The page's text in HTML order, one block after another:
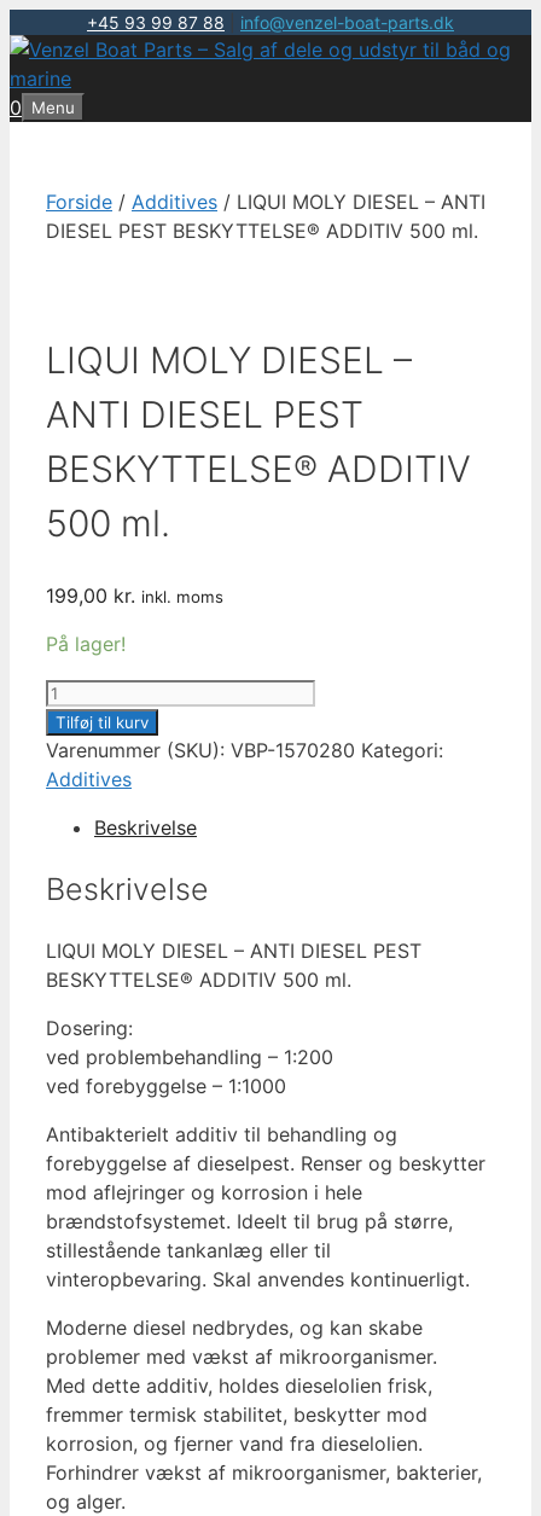
+45 93 99 87 88 info@venzel-boat-parts.dk
Hop
til
indhold
0 Menu
Forside / Additives / LIQUI MOLY DIESEL – ANTI
DIESEL PEST BESKYTTELSE® ADDITIV 500 ml.
LIQUI MOLY DIESEL –
ANTI DIESEL PEST
BESKYTTELSE® ADDITIV
500 ml.
199,00 kr. inkl. moms
På lager!
LIQUI
MOLY
DIESEL
-
DIESEL
BESKYTTELSE®
500
ml.
Tilføj til kurv
Varenummer (SKU): VBP-1570280 Kategori:
Additives
Beskrivelse
Beskrivelse
LIQUI MOLY DIESEL – ANTI DIESEL PEST
BESKYTTELSE® ADDITIV 500 ml.
Dosering:
ved problembehandling – 1:200
ved forebyggelse – 1:1000
Antibakterielt additiv til behandling og
forebyggelse af dieselpest. Renser og beskytter
mod aflejringer og korrosion i hele
brændstofsystemet. Ideelt til brug på større,
stillestående tankanlæg eller til
vinteropbevaring. Skal anvendes kontinuerligt.
Moderne diesel nedbrydes, og kan skabe
problemer med vækst af mikroorganismer.
Med dette additiv, holdes dieselolien frisk,
fremmer termisk stabilitet, beskytter mod
korrosion, og fjerner vand fra dieselolien.
Forhindrer vækst af mikroorganismer, bakterier,
og alger.